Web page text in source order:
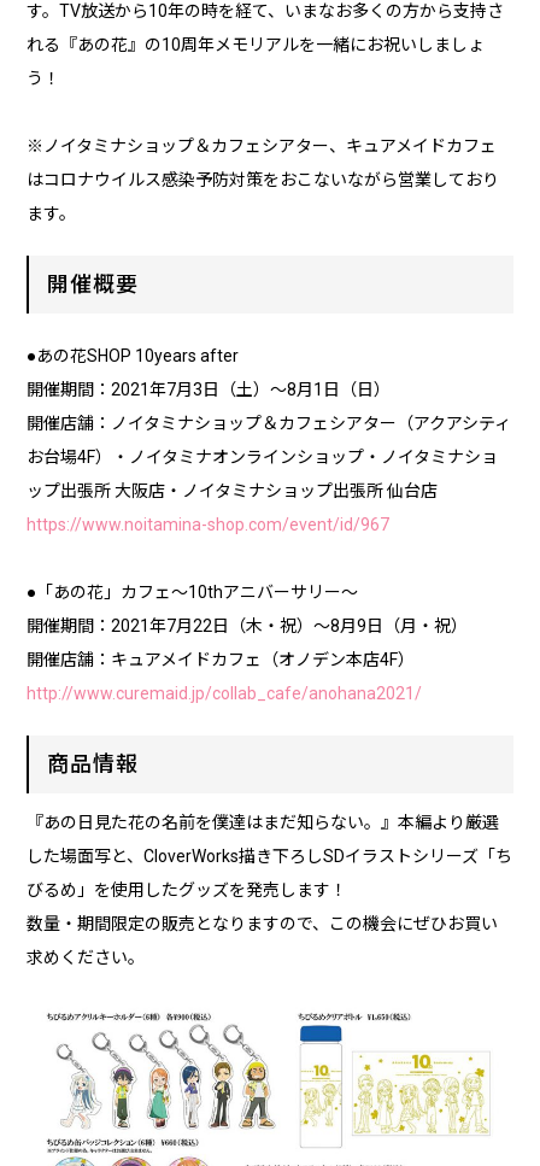
す。TV放送から10年の時を経て、いまなお多くの方から支持さ
れる『あの花』の10周年メモリアルを一緒にお祝いしましょ
う！
※ノイタミナショップ＆カフェシアター、キュアメイドカフェ
はコロナウイルス感染予防対策をおこないながら営業しており
ます。
開催概要
●あの花SHOP 10years after
開催期間：2021年7月3日（土）～8月1日（日）
開催店舗：ノイタミナショップ＆カフェシアター（アクアシティ
お台場4F）・ノイタミナオンラインショップ・ノイタミナショ
ップ出張所 大阪店・ノイタミナショップ出張所 仙台店
https://www.noitamina-shop.com/event/id/967
●「あの花」カフェ～10thアニバーサリー～
開催期間：2021年7月22日（木・祝）～8月9日（月・祝）
開催店舗：キュアメイドカフェ（オノデン本店4F）
http://www.curemaid.jp/collab_cafe/anohana2021/
商品情報
『あの日見た花の名前を僕達はまだ知らない。』本編より厳選
した場面写と、CloverWorks描き下ろしSDイラストシリーズ「ち
びるめ」を使用したグッズを発売します！
数量・期間限定の販売となりますので、この機会にぜひお買い
求めください。